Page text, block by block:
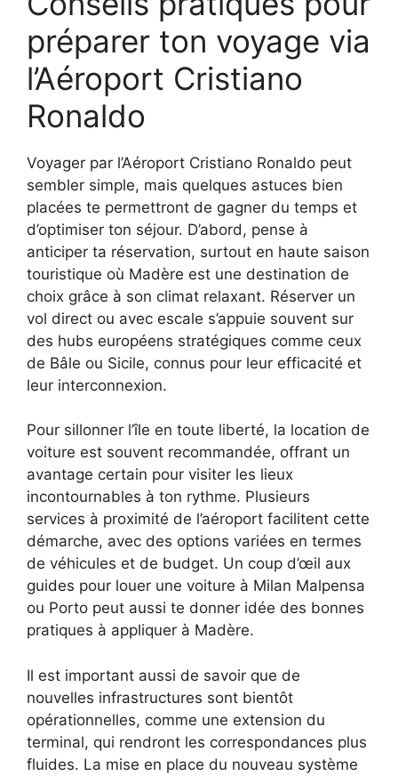
préparer ton voyage via
l’Aéroport Cristiano
Ronaldo
Voyager par l’Aéroport Cristiano Ronaldo peut
sembler simple, mais quelques astuces bien
placées te permettront de gagner du temps et
d’optimiser ton séjour. D’abord, pense à
anticiper ta réservation, surtout en haute saison
touristique où Madère est une destination de
choix grâce à son climat relaxant. Réserver un
vol direct ou avec escale s’appuie souvent sur
des hubs européens stratégiques comme ceux
de Bâle ou Sicile, connus pour leur efficacité et
leur interconnexion.
Pour sillonner l’île en toute liberté, la location de
voiture est souvent recommandée, offrant un
avantage certain pour visiter les lieux
incontournables à ton rythme. Plusieurs
services à proximité de l’aéroport facilitent cette
démarche, avec des options variées en termes
de véhicules et de budget. Un coup d’œil aux
guides pour louer une voiture à Milan Malpensa
ou Porto peut aussi te donner idée des bonnes
pratiques à appliquer à Madère.
Il est important aussi de savoir que de
nouvelles infrastructures sont bientôt
opérationnelles, comme une extension du
terminal, qui rendront les correspondances plus
fluides. La mise en place du nouveau système